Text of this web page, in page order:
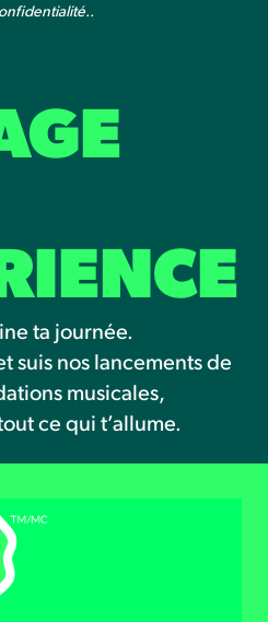
.
ta journée.
suis nos lancements de
musicales,
ce qui t’allume.